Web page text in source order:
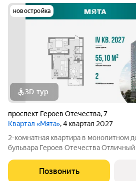
новостройка
3D-тур
проспект Героев Отечества,7
Квартал «Мята», 4 квартал 2027
2-комнатная квартира в монолитном
бульвара Героев Отечества Отличный
просторной гостиной 16,5 м2
и зону для отдыха, а
Позвонить